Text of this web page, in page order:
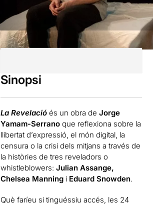
Sinopsi
La Revelació és un obra deJorge
Yamam-Serrano que reflexiona sobre la
llibertat d’expressió, el món digital, la
censura o la crisi dels mitjans a través de
la històries de tres reveladors o
whistleblowers:Julian Assange,
Chelsea Manning i Eduard Snowden.
Què faríeu si tinguéssiu accés, les 24